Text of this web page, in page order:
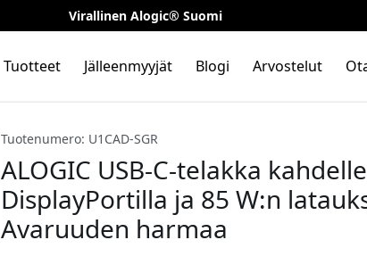
Virallinen Alogic® Suomi
Tuotteet Jälleenmyyjät Blogi Arvostelut
Tuotenumero: U1CAD-SGR
ALOGIC USB-C-telakka
DisplayPortilla ja 85 W:n
Avaruuden harmaa